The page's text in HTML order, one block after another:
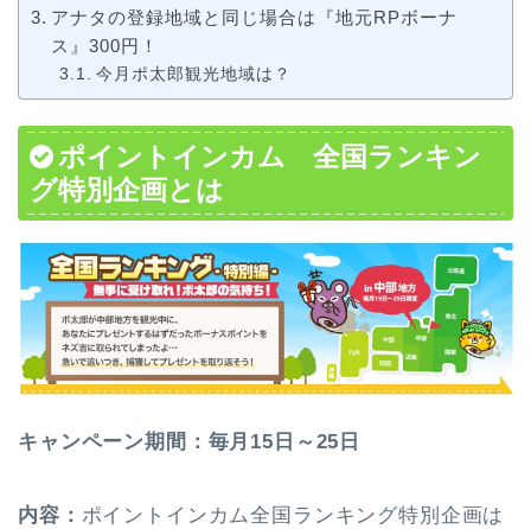
アナタの登録地域と同じ場合は『地元RPボーナ
ス』300円！
今月ポ太郎観光地域は？
ポイントインカム 全国ランキン
グ特別企画とは
キャンペーン期間：毎月15日～25日
内容： ポイントインカム全国ランキング特別企画は